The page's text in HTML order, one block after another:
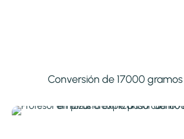
Conversión de 17000